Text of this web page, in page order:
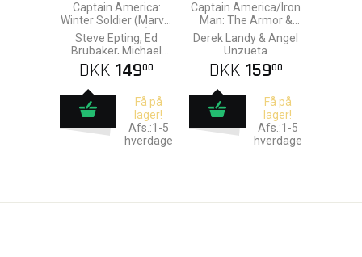
Captain America:
Winter Soldier (Marvel
Premier Coll)
Steve Epting, Ed
Brubaker, Michael
Lark & Juan Paul Leon
DKK 14900
Få på
lager!
Afs.:1-5
hverdage
Captain America/Iron
Man: The Armor &
The Shield
Derek Landy & Angel
Unzueta
DKK 15900
Få på
lager!
Afs.:1-5
hverdage